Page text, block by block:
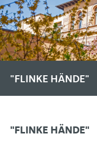
"FLINKE HÄNDE"
"FLINKE HÄNDE"